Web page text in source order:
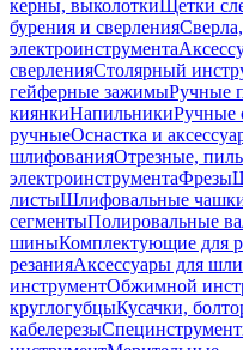
керны, выколоткиЩетки
бурения и сверления
электроинструмента
сверленияСтолярный
гейферные зажимыРучные
киянкиНапильникиРучные
ручныеОснастка и
шлифованияОтрезные,
электроинструментаФрезы
листыШлифовальные
сегментыПолировальные
шиныКомплектующие для
резанияАксессуары для
инструментОбжимной
круглогубцыКусачки,
кабелерезы